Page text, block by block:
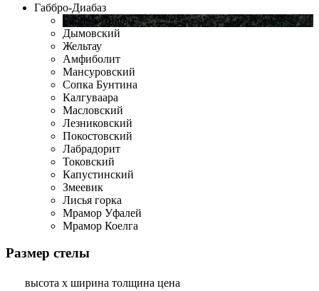
Габбро-Диабаз
Габбро-Диабаз
Дымовский
Жельтау
Амфиболит
Мансуровский
Сопка Бунтина
Калгуваара
Масловский
Лезниковский
Покостовский
Лабрадорит
Токовский
Капустинский
Змеевик
Лисья горка
Мрамор Уфалей
Мрамор Коелга
Размер стелы
высота х ширина толщина цена